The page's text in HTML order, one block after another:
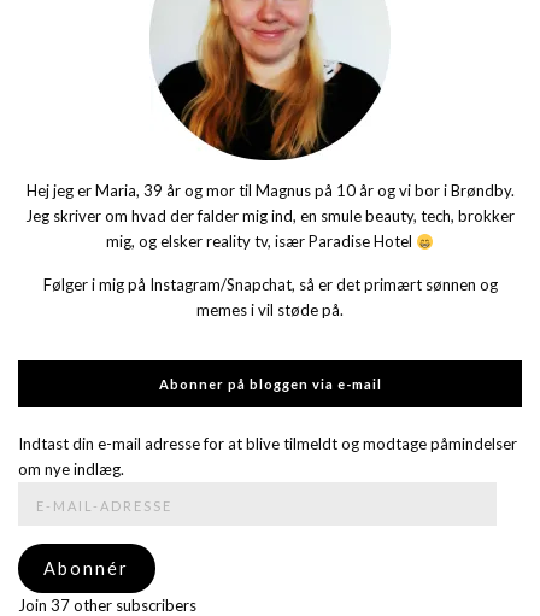
Hej jeg er Maria, 39 år og mor til Magnus på 10 år og vi bor i Brøndby.
Jeg skriver om hvad der falder mig ind, en smule beauty, tech, brokker
mig, og elsker reality tv, især Paradise Hotel
Følger i mig på Instagram/Snapchat, så er det primært sønnen og
memes i vil støde på.
Abonner på bloggen via e-mail
Indtast din e-mail adresse for at blive tilmeldt og modtage påmindelser
om nye indlæg.
adresse
Abonnér
Join 37 other subscribers